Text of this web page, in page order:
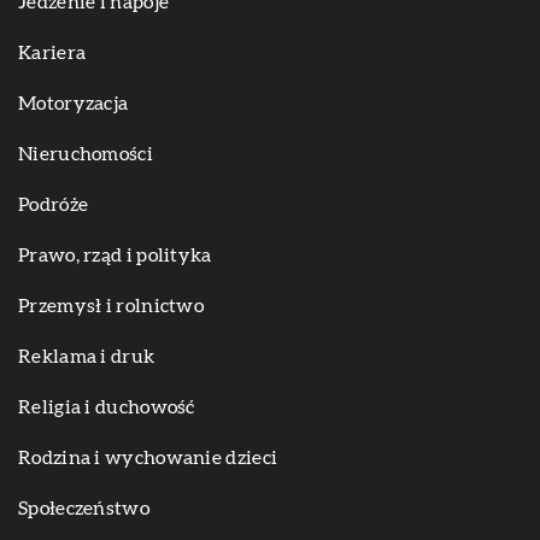
Kariera
Motoryzacja
Nieruchomości
Podróże
Prawo, rząd i polityka
Przemysł i rolnictwo
Reklama i druk
Religia i duchowość
Rodzina i wychowanie dzieci
Społeczeństwo